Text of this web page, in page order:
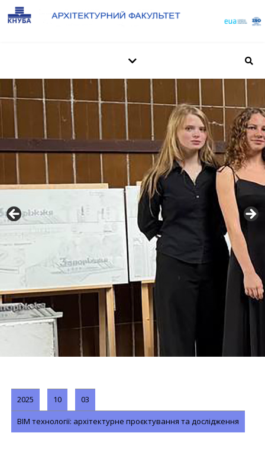
2025 10 03
BIM технології: архітектурне проєктування та дослідження